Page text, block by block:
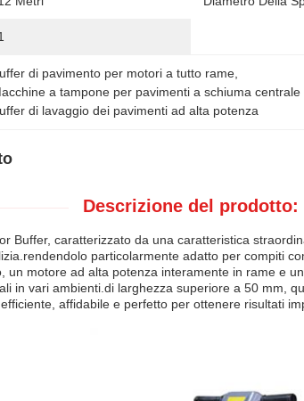
di pavimento per motori a tutto rame
a tampone per pavimenti a schiuma centrale
di lavaggio dei pavimenti ad alta potenza
Descrizione del prodotto:
Buffer, caratterizzato da una caratteristica
particolarmente adatto per compiti
un motore ad alta potenza interamente in rame e
in vari ambienti.di larghezza superiore a 50 mm,
affidabile e perfetto per ottenere risultati